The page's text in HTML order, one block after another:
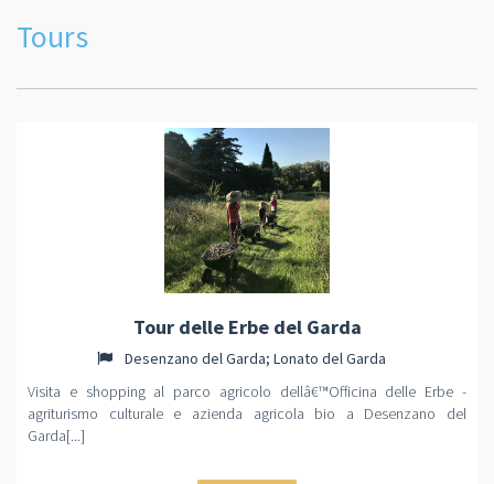
Tours
Tour delle Erbe del Garda
Desenzano del Garda; Lonato del Garda
Visita e shopping al parco agricolo dellâ€™Officina delle Erbe -
agriturismo culturale e azienda agricola bio a Desenzano del
Garda[...]